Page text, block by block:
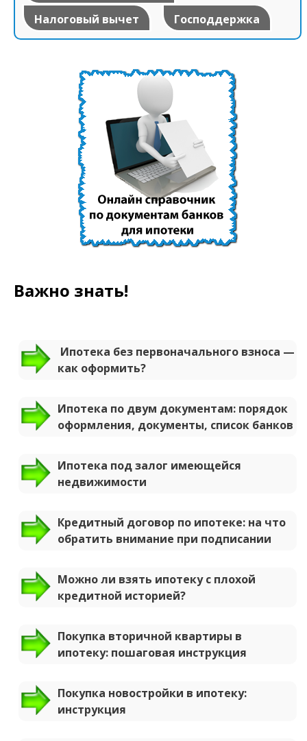
Налоговый вычет
Господдержка
Важно знать!
Ипотека без первоначального взноса —
как оформить?
Ипотека по двум документам: порядок
оформления, документы, список банков
Ипотека под залог имеющейся
недвижимости
Кредитный договор по ипотеке: на что
обратить внимание при подписании
Можно ли взять ипотеку с плохой
кредитной историей?
Покупка вторичной квартиры в
ипотеку: пошаговая инструкция
Покупка новостройки в ипотеку:
инструкция